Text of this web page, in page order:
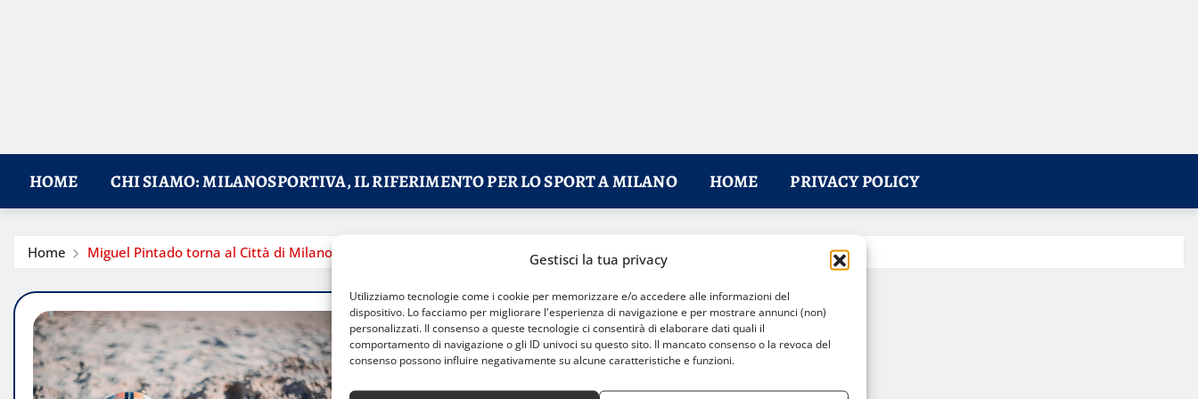
Gestisci la tua privacy
Utilizziamo tecnologie come i cookie per memorizzare e/o accedere alle informazioni del
dispositivo. Lo facciamo per migliorare l'esperienza di navigazione e per mostrare annunci (non)
personalizzati. Il consenso a queste tecnologie ci consentirà di elaborare dati quali il
comportamento di navigazione o gli ID univoci su questo sito. Il mancato consenso o la revoca del
consenso possono influire negativamente su alcune caratteristiche e funzioni.
HOME CHI SIAMO: MILANOSPORTIVA, IL RIFERIMENTO PER LO SPORT A MILANO HOME PRIVACY POLICY
Home Miguel Pintado torna al Città di Milano Beach Soccer: un ritorno che promette spettacolo